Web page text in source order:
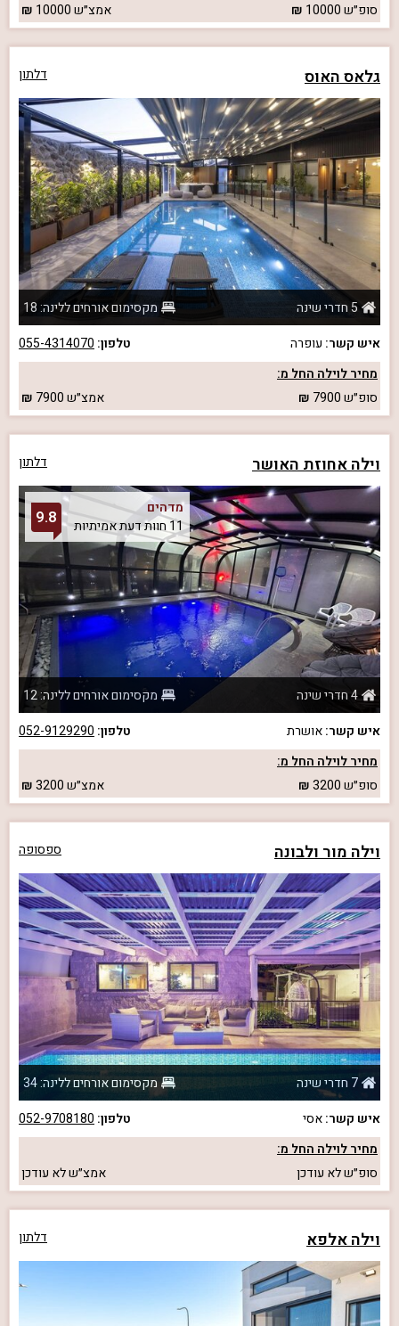
סופ״ש10000 אמצ״ש10000
גלאס האוס דלתון
5 חדרי שינה
מקסימום אורחים ללינה: 18
איש קשר: עופרה טלפון: 055-4314070
מחיר לוילה החל מ:
סופ״ש7900 אמצ״ש7900
וילה אחוזת האושר דלתון
מדהים
11 חוות דעת אמיתיות
9.8
4 חדרי שינה
מקסימום אורחים ללינה: 12
איש קשר:אושרת טלפון: 052-9129290
מחיר לוילה החל מ:
סופ״ש3200 אמצ״ש3200
וילה מור ולבונה ספסופה
7 חדרי שינה
מקסימום אורחים ללינה: 34
איש קשר:אסי טלפון: 052-9708180
מחיר לוילה החל מ:
סופ״שלא עודכן אמצ״שלא עודכן
וילה אלפא דלתון